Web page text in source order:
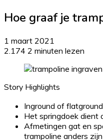
Hoe graaf je
1 maart 2021
2.174 2 minuten lezen
Story Highlights
Inground of
Het springdoek dient
Afmetingen gat en
trampoline anders zijn